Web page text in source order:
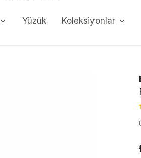
Yüzük Koleksiyonlar